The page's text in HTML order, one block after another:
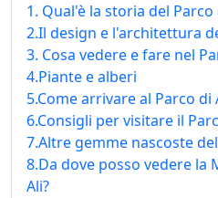
1. Qual'è la storia del Parco
2.Il design e l'architettura
3. Cosa vedere e fare nel
4.Piante e alberi
5.Come arrivare al Parco di
6.Consigli per visitare il
7.Altre gemme nascoste
8.Da dove posso vedere la
Ali?